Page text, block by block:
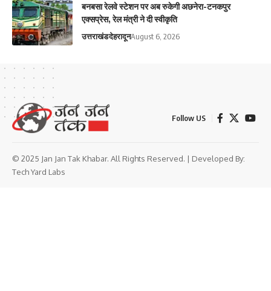
बनबसा रेलवे स्टेशन पर अब रुकेगी अछनेरा-टनकपुर
एक्सप्रेस, रेल मंत्री ने दी स्वीकृति
उत्तराखंडदेहरादूनAugust 6, 2026
Follow US
© 2025 Jan Jan Tak Khabar. All Rights Reserved. | Developed By:
Tech Yard Labs